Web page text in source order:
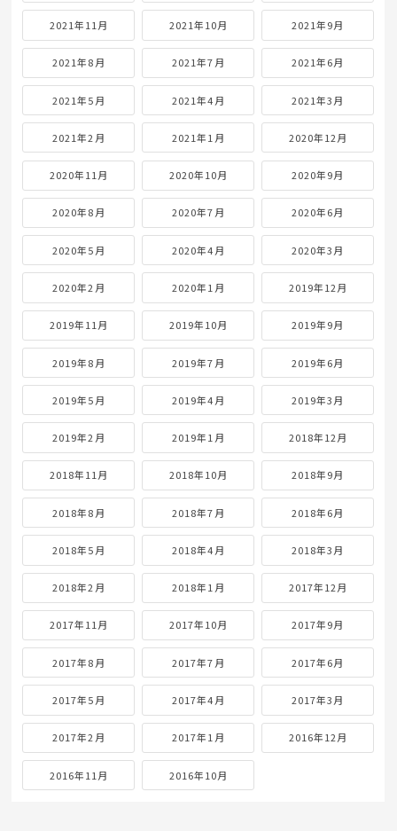
2021年11月 2021年10月 2021年9月
2021年8月 2021年7月 2021年6月
2021年5月 2021年4月 2021年3月
2021年2月 2021年1月 2020年12月
2020年11月 2020年10月 2020年9月
2020年8月 2020年7月 2020年6月
2020年5月 2020年4月 2020年3月
2020年2月 2020年1月 2019年12月
2019年11月 2019年10月 2019年9月
2019年8月 2019年7月 2019年6月
2019年5月 2019年4月 2019年3月
2019年2月 2019年1月 2018年12月
2018年11月 2018年10月 2018年9月
2018年8月 2018年7月 2018年6月
2018年5月 2018年4月 2018年3月
2018年2月 2018年1月 2017年12月
2017年11月 2017年10月 2017年9月
2017年8月 2017年7月 2017年6月
2017年5月 2017年4月 2017年3月
2017年2月 2017年1月 2016年12月
2016年11月 2016年10月